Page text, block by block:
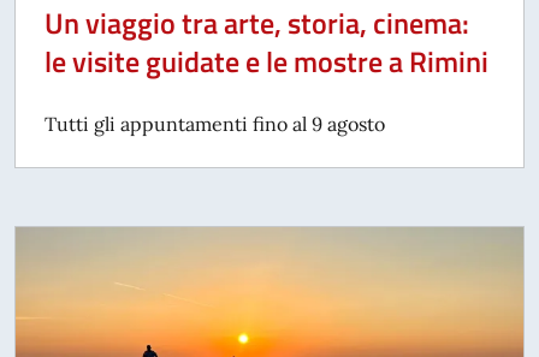
Un viaggio tra arte, storia, cinema:
le visite guidate e le mostre a Rimini
Tutti gli appuntamenti fino al 9 agosto